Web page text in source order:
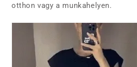
otthon vagy a munkahelyen.